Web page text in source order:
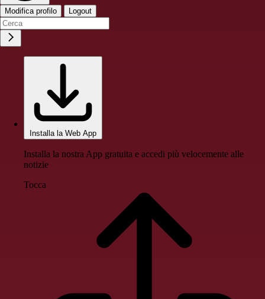
Modifica profilo Logout
Installa la Web App
Installa la nostra App gratuita e accedi più velocemente alle
notizie
Tocca